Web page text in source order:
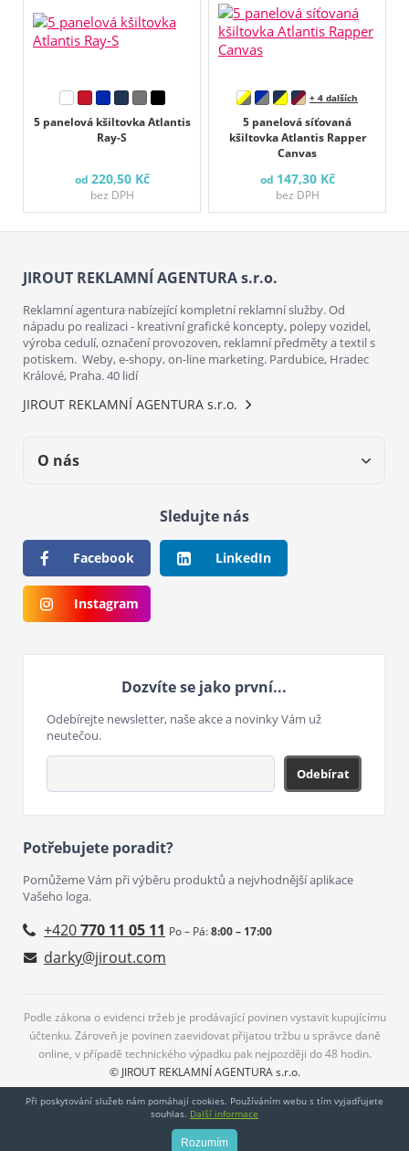
5 panelová kšiltovka Atlantis
Ray-S
od 220,50 Kč
bez DPH
5 panelová síťovaná
kšiltovka Atlantis Rapper
Canvas
+ 4 dalších
od 147,30 Kč
bez DPH
JIROUT REKLAMNÍ AGENTURA s.r.o.
Reklamní agentura nabízející kompletní reklamní služby. Od
nápadu po realizaci - kreativní grafické koncepty, polepy vozidel,
výroba cedulí, označení provozoven, reklamní předměty a textil s
potiskem. Weby, e-shopy, on-line marketing. Pardubice, Hradec
Králové, Praha. 40 lidí
JIROUT REKLAMNÍ AGENTURA s.r.o.
O nás
Sledujte nás
Facebook LinkedIn
Instagram
Dozvíte se jako první...
Odebírejte newsletter, naše akce a novinky Vám už
neutečou.
Odebírat
Potřebujete poradit?
Pomůžeme Vám při výběru produktů a nejvhodnější aplikace
Vašeho loga.
+420770 11 05 11 Po – Pá:8:00 – 17:00
darky@jirout.com
Podle zákona o evidenci tržeb je prodávající povinen vystavit kupujícímu
účtenku. Zároveň je povinen zaevidovat přijatou tržbu u správce daně
online, v případě technického výpadku pak nejpozději do 48 hodin.
© JIROUT REKLAMNÍ AGENTURA s.r.o.
Při poskytování služeb nám pomáhají cookies. Používáním webu s tím vyjadřujete
souhlas. Další informace
Rozumím